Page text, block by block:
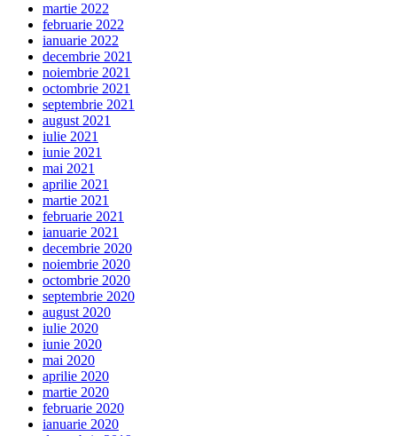
martie 2022
februarie 2022
ianuarie 2022
decembrie 2021
noiembrie 2021
octombrie 2021
septembrie 2021
august 2021
iulie 2021
iunie 2021
mai 2021
aprilie 2021
martie 2021
februarie 2021
ianuarie 2021
decembrie 2020
noiembrie 2020
octombrie 2020
septembrie 2020
august 2020
iulie 2020
iunie 2020
mai 2020
aprilie 2020
martie 2020
februarie 2020
ianuarie 2020